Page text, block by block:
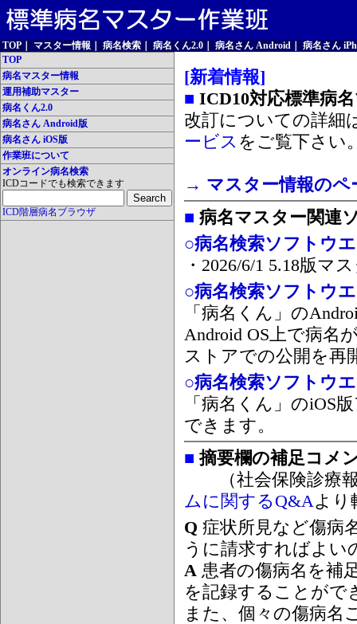
TOP マスター情報 病名検索 病名くん2.0 病名さん Android
病名さん
TOP
病名マスター情報
運用補助マスター
病名くん2.0
病名さん Android版
病名さん iOS版
作業班について
オンライン病名検索
ICDコードでも検索できます
ICD階層病名ブラウザ
[新着情報]
■ ICD10対応標準病
改訂についての詳細
ービス をご覧下さい
→ マスター情報のペ
■ 病名マスター関連
○病名検索ソフトウ
・2026/6/1 5.18版マ
○病名検索ソフトウ
「病名くん」の
Android OS上で病名
ストアでの公開を再
○病名検索ソフトウ
「病名くん」のiOS
できます。
■ 摘要欄の補足コメ
（社会保険診療報
ムに関するQ&Aより
Q 症状所見など傷病
うに請求すればよい
A 患者の傷病名を補
を記録することがで
また、個々の傷病名